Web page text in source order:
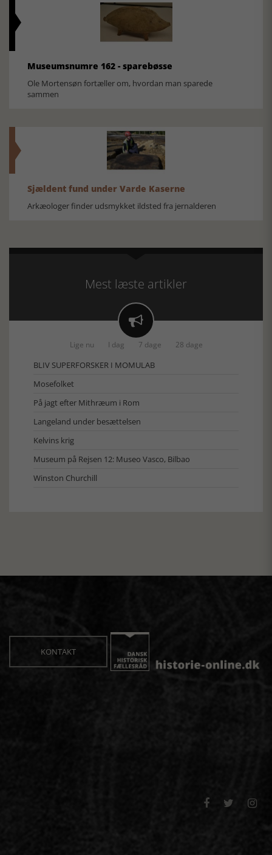
Museumsnumre 162 - sparebøsse
Ole Mortensøn fortæller om, hvordan man sparede
sammen
Sjældent fund under Varde Kaserne
Arkæologer finder udsmykket ildsted fra jernalderen
Mest læste artikler

Lige nu I dag 7 dage 28 dage
BLIV SUPERFORSKER I MOMULAB
Mosefolket
På jagt efter Mithræum i Rom
Langeland under besættelsen
Kelvins krig
Museum på Rejsen 12: Museo Vasco, Bilbao
Winston Churchill
KONTAKT
  